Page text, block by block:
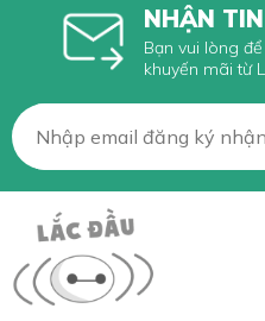
NHẬN
Bạn vui lòng
khuyến mãi từ